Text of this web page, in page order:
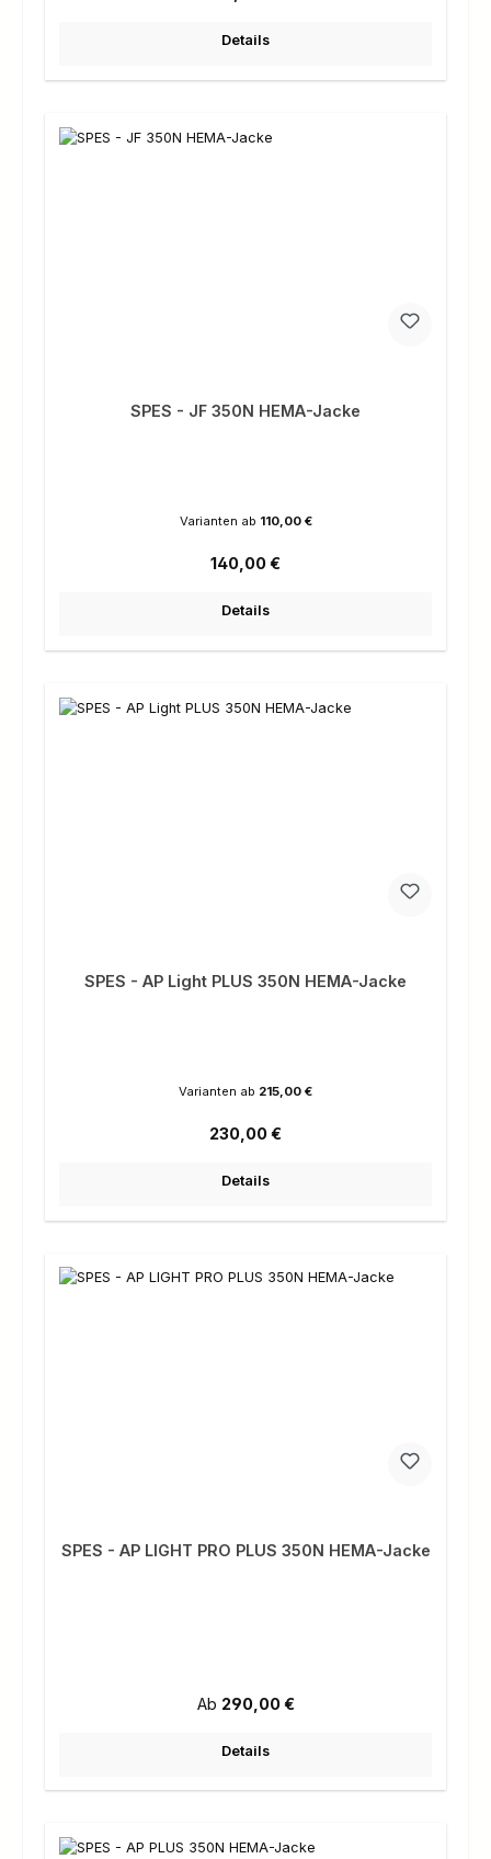
Details
SPES - JF 350N HEMA-Jacke
Varianten ab 110,00 €
Regulärer Preis:
140,00 €
Details
SPES - AP Light PLUS 350N HEMA-Jacke
Varianten ab 215,00 €
Regulärer Preis:
230,00 €
Details
SPES - AP LIGHT PRO PLUS 350N HEMA-Jacke
Regulärer Preis:
Ab 290,00 €
Details